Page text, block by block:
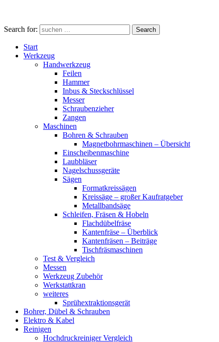
Search for: Search
Start
Werkzeug
Handwerkzeug
Feilen
Hammer
Inbus & Steckschlüssel
Messer
Schraubenzieher
Zangen
Maschinen
Bohren & Schrauben
Magnetbohrmaschinen – Übersicht
Einscheibenmaschine
Laubbläser
Nagelschussgeräte
Sägen
Formatkreissägen
Kreissäge – großer Kaufratgeber
Metallbandsäge
Schleifen, Fräsen & Hobeln
Flachdübelfräse
Kantenfräse – Überblick
Kantenfräsen – Beiträge
Tischfräsmaschinen
Test & Vergleich
Messen
Werkzeug Zubehör
Werkstattkran
weiteres
Sprühextraktionsgerät
Bohrer, Dübel & Schrauben
Elektro & Kabel
Reinigen
Hochdruckreiniger Vergleich